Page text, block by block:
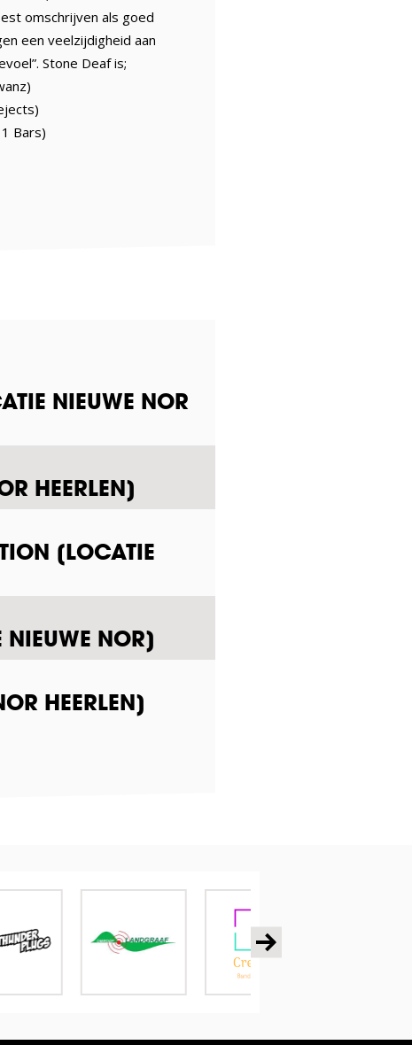
omschrijven als goed
een veelzijdigheid aan
Stone Deaf is;
Bars)
NIEUWE NOR
HEERLEN]
[LOCATIE
NIEUWE NOR]
HEERLEN]